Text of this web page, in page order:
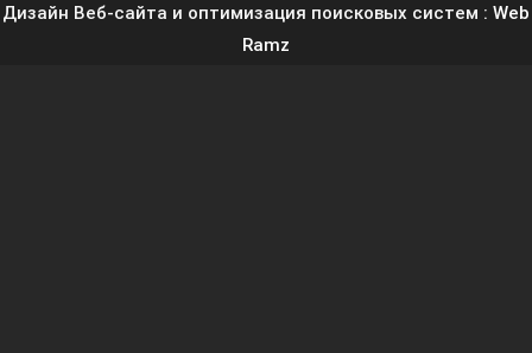
Дизайн Веб-сайта и оптимизация поисковых систем : Web
Ramz